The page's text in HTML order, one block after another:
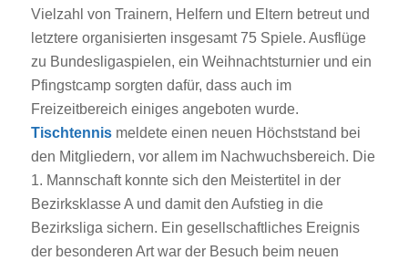
Vielzahl von Trainern, Helfern und Eltern betreut und
letztere organisierten insgesamt 75 Spiele. Ausflüge
zu Bundesligaspielen, ein Weihnachtsturnier und ein
Pfingstcamp sorgten dafür, dass auch im
Freizeitbereich einiges angeboten wurde.
Tischtennismeldete einen neuen Höchststand bei
den Mitgliedern, vor allem im Nachwuchsbereich. Die
1. Mannschaft konnte sich den Meistertitel in der
Bezirksklasse A und damit den Aufstieg in die
Bezirksliga sichern. Ein gesellschaftliches Ereignis
der besonderen Art war der Besuch beim neuen